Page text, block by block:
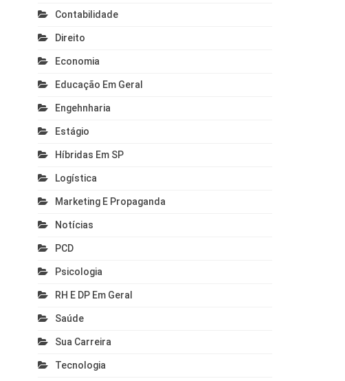
Contabilidade
Direito
Economia
Educação Em Geral
Engehnharia
Estágio
Híbridas Em SP
Logística
Marketing E Propaganda
Notícias
PCD
Psicologia
RH E DP Em Geral
Saúde
Sua Carreira
Tecnologia